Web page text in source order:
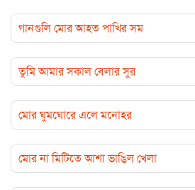
গানগুলি মোর আহত পাখির সম
তুমি আমার সকাল বেলার সুর
মোর ঘুমঘোরে এলে মনোহর
মোর না মিটিতে আশা ভাঙিল খেলা